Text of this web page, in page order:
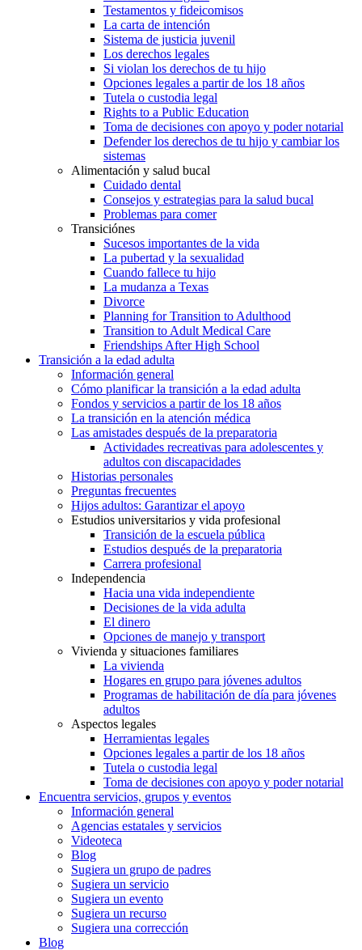
Testamentos y fideicomisos
La carta de intención
Sistema de justicia juvenil
Los derechos legales
Si violan los derechos de tu hijo
Opciones legales a partir de los 18 años
Tutela o custodia legal
Rights to a Public Education
Toma de decisiones con apoyo y poder notarial
Defender los derechos de tu hijo y cambiar los
sistemas
Alimentación y salud bucal
Cuidado dental
Consejos y estrategias para la salud bucal
Problemas para comer
Transiciónes
Sucesos importantes de la vida
La pubertad y la sexualidad
Cuando fallece tu hijo
La mudanza a Texas
Divorce
Planning for Transition to Adulthood
Transition to Adult Medical Care
Friendships After High School
Transición a la edad adulta
Información general
Cómo planificar la transición a la edad adulta
Fondos y servicios a partir de los 18 años
La transición en la atención médica
Las amistades después de la preparatoria
Actividades recreativas para adolescentes y
adultos con discapacidades
Historias personales
Preguntas frecuentes
Hijos adultos: Garantizar el apoyo
Estudios universitarios y vida profesional
Transición de la escuela pública
Estudios después de la preparatoria
Carrera profesional
Independencia
Hacia una vida independiente
Decisiones de la vida adulta
El dinero
Opciones de manejo y transport
Vivienda y situaciones familiares
La vivienda
Hogares en grupo para jóvenes adultos
Programas de habilitación de día para jóvenes
adultos
Aspectos legales
Herramientas legales
Opciones legales a partir de los 18 años
Tutela o custodia legal
Toma de decisiones con apoyo y poder notarial
Encuentra servicios, grupos y eventos
Información general
Agencias estatales y servicios
Videoteca
Blog
Sugiera un grupo de padres
Sugiera un servicio
Sugiera un evento
Sugiera un recurso
Sugiera una corrección
Blog